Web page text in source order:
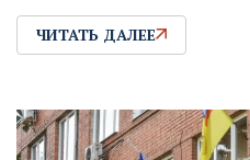
ЧИТАТЬ ДАЛЕЕ